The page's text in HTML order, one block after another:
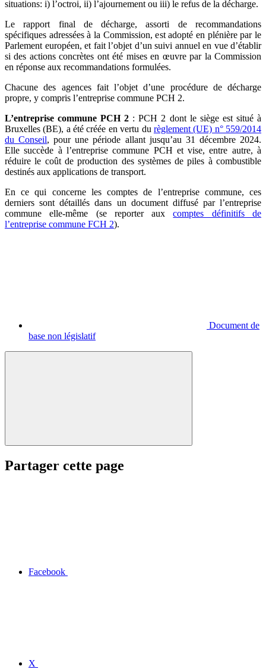
situations: i) l’octroi, ii) l’ajournement ou iii) le refus de la décharge.
Le rapport final de décharge, assorti de recommandations
spécifiques adressées à la Commission, est adopté en plénière par le
Parlement européen, et fait l’objet d’un suivi annuel en vue d’établir
si des actions concrètes ont été mises en œuvre par la Commission
en réponse aux recommandations formulées.
Chacune des agences fait l’objet d’une procédure de décharge
propre, y compris l’entreprise commune PCH 2.
L’entreprise commune PCH 2 : PCH 2 dont le siège est situé à
Bruxelles (BE), a été créée en vertu du règlement (UE) n° 559/2014
du Conseil, pour une période allant jusqu’au 31 décembre 2024.
Elle succède à l’entreprise commune PCH et vise, entre autre, à
réduire le coût de production des systèmes de piles à combustible
destinés aux applications de transport.
En ce qui concerne les comptes de l’entreprise commune, ces
derniers sont détaillés dans un document diffusé par l’entreprise
commune elle-même (se reporter auxcomptes définitifs de
l’entreprise commune FCH 2).
Document de
base non législatif
Partager cette page
Facebook
X